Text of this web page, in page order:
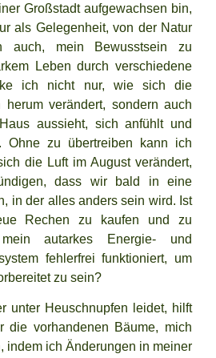
Großstadt aufgewachsen bin,
als Gelegenheit, von der Natur
auch, mein Bewusstsein zu
Leben durch verschiedene
ich nicht nur, wie sich die
herum verändert, sondern auch
aussieht, sich anfühlt und
Ohne zu übertreiben kann ich
die Luft im August verändert,
dass wir bald in eine
in der alles anders sein wird. Ist
Rechen zu kaufen und zu
meinautarkes Energie- und
fehlerfrei funktioniert, um
zu sein?
unter Heuschnupfen leidet, hilft
die vorhandenen Bäume, mich
indem ich Änderungen in meiner